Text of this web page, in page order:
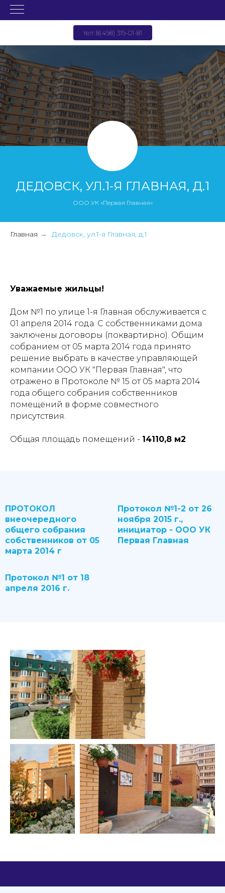
тел: 8(498) 319-01-81
ДЕДОВСК, УЛ.1-Я ГЛАВНАЯ, Д.1
ООО УК «Первая Главная»
Главная → Дедовск, ул.1-я Главная, д.1
Уважаемые жильцы!
Дом №1 по улице 1-я Главная обслуживается с
01 апреля 2014 года. С собственниками дома
заключены договоры (поквартирно). Общим
собранием от 05 марта 2014 года принято
решение выбрать в качестве управляющей
компании ООО УК "Первая Главная", что
отражено в Протоколе № 15 от 05 марта 2014
года общего собрания собственников
помещений в форме совместного
присутствия.
Общая площадь помещений - 14110,8 м2
ПРОТОКОЛ
внеочередного
общего собрания
собственников от 05
марта 2014 г
Протокол №1-2 от 26
ноября 2015 г.,
инициатор - ООО УК
Первая Главная
Протокол №1 от 18
апреля 2016 г.